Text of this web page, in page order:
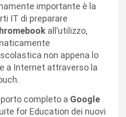
importante è la
IT di preparare
all’utilizzo,
non appena lo
a Internet attraverso la
completo a Google
for Education dei nuovi